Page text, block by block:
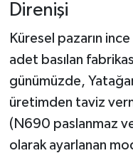
Direnişi
Küresel pazarın
adet basılan
günümüzde,
üretimden taviz
(N690 paslanmaz
olarak ayarlanan